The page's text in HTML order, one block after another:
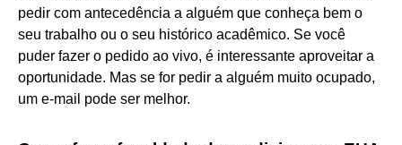
pedir com antecedência a alguém que conheça bem o
seu trabalho ou o seu histórico acadêmico. Se você
puder fazer o pedido ao vivo, é interessante aproveitar a
oportunidade. Mas se for pedir a alguém muito ocupado,
um e-mail pode ser melhor.